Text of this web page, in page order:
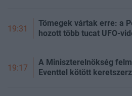
19:31
Tömegek vártak erre: a
hozott több tucat UFO-
19:17
A Miniszterelnökség
Eventtel kötött